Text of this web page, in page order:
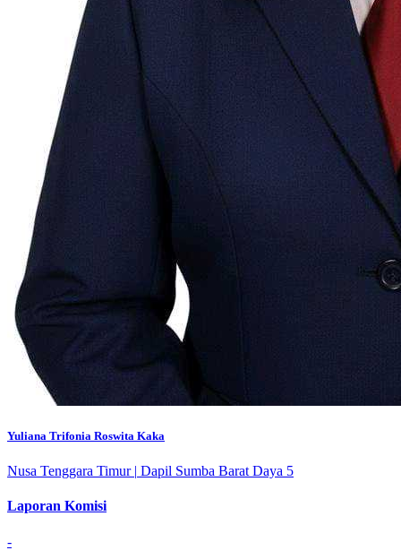
Yuliana Trifonia Roswita Kaka
Nusa Tenggara Timur | Dapil Sumba Barat Daya 5
Laporan Komisi
-